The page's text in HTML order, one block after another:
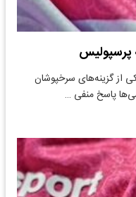
پرسپولیس
از گزینه‌های سرخپوشان
پاسخ منفی …